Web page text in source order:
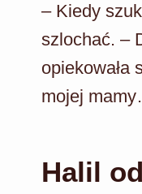
– Kiedy
szlochać. –
opiekowała
mojej
Halil